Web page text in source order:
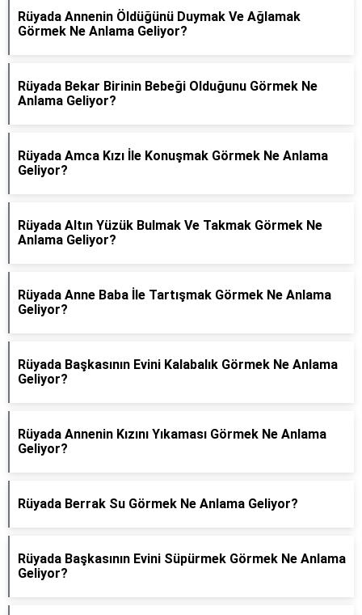
Rüyada Annenin Öldüğünü Duymak Ve Ağlamak
Görmek Ne Anlama Geliyor?
Rüyada Bekar Birinin Bebeği Olduğunu Görmek Ne
Anlama Geliyor?
Rüyada Amca Kızı İle Konuşmak Görmek Ne Anlama
Geliyor?
Rüyada Altın Yüzük Bulmak Ve Takmak Görmek Ne
Anlama Geliyor?
Rüyada Anne Baba İle Tartışmak Görmek Ne Anlama
Geliyor?
Rüyada Başkasının Evini Kalabalık Görmek Ne Anlama
Geliyor?
Rüyada Annenin Kızını Yıkaması Görmek Ne Anlama
Geliyor?
Rüyada Berrak Su Görmek Ne Anlama Geliyor?
Rüyada Başkasının Evini Süpürmek Görmek Ne Anlama
Geliyor?